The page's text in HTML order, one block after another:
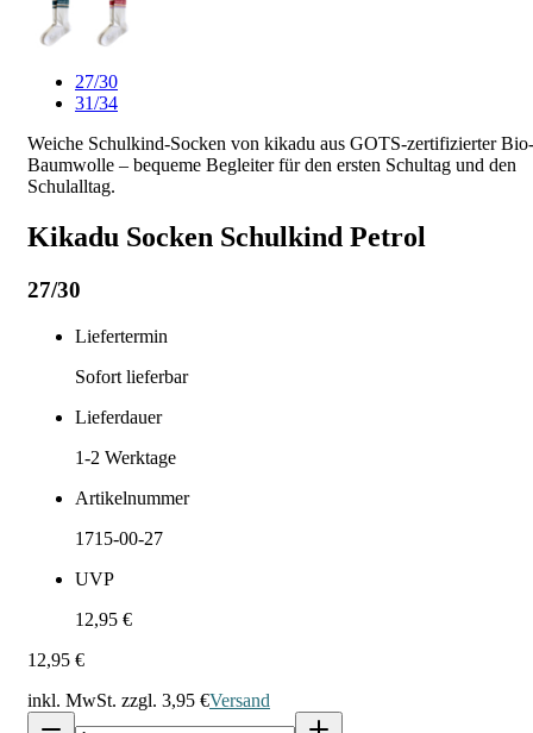
27/30
31/34
Weiche Schulkind-Socken von kikadu aus GOTS-zertifizierter Bio-
Baumwolle – bequeme Begleiter für den ersten Schultag und den
Schulalltag.
Kikadu Socken Schulkind Petrol
27/30
Liefertermin
Sofort lieferbar
Lieferdauer
1-2 Werktage
Artikelnummer
1715-00-27
UVP
12,95 €
12,95 €
inkl. MwSt. zzgl. 3,95 €Versand